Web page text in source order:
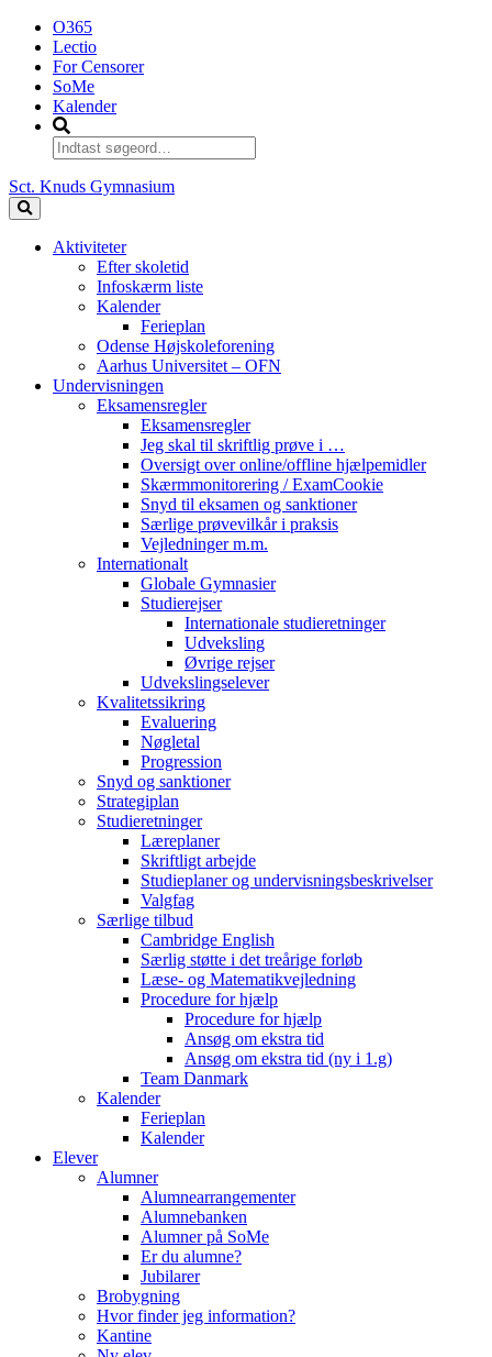
O365
Lectio
For Censorer
SoMe
Kalender
Sct. Knuds Gymnasium
Aktiviteter
Efter skoletid
Infoskærm liste
Kalender
Ferieplan
Odense Højskoleforening
Aarhus Universitet – OFN
Undervisningen
Eksamensregler
Eksamensregler
Jeg skal til skriftlig prøve i …
Oversigt over online/offline hjælpemidler
Skærmmonitorering / ExamCookie
Snyd til eksamen og sanktioner
Særlige prøvevilkår i praksis
Vejledninger m.m.
Internationalt
Globale Gymnasier
Studierejser
Internationale studieretninger
Udveksling
Øvrige rejser
Udvekslingselever
Kvalitetssikring
Evaluering
Nøgletal
Progression
Snyd og sanktioner
Strategiplan
Studieretninger
Læreplaner
Skriftligt arbejde
Studieplaner og undervisningsbeskrivelser
Valgfag
Særlige tilbud
Cambridge English
Særlig støtte i det treårige forløb
Læse- og Matematikvejledning
Procedure for hjælp
Procedure for hjælp
Ansøg om ekstra tid
Ansøg om ekstra tid (ny i 1.g)
Team Danmark
Kalender
Ferieplan
Kalender
Elever
Alumner
Alumnearrangementer
Alumnebanken
Alumner på SoMe
Er du alumne?
Jubilarer
Brobygning
Hvor finder jeg information?
Kantine